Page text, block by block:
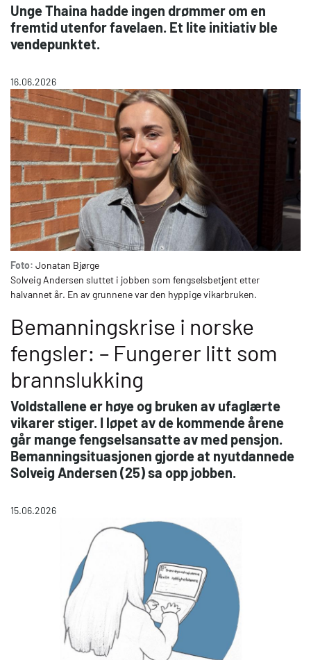
Unge Thaina hadde ingen drømmer om en
fremtid utenfor favelaen. Et lite initiativ ble
vendepunktet.
16.06.2026
Foto: Jonatan Bjørge
Solveig Andersen sluttet i jobben som fengselsbetjent etter
halvannet år. En av grunnene var den hyppige vikarbruken.
Bemanningskrise i norske
fengsler: – Fungerer litt som
brannslukking
Voldstallene er høye og bruken av ufaglærte
vikarer stiger. I løpet av de kommende årene
går mange fengselsansatte av med pensjon.
Bemanningsituasjonen gjorde at nyutdannede
Solveig Andersen (25) sa opp jobben.
15.06.2026